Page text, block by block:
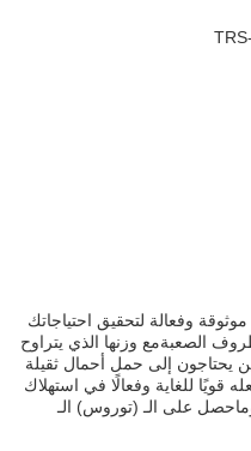
وفعالة لتحقيق احتياجاتك
الصعبةمع وزنها الذي يتراوح
يحتاجون إلى حمل أحمال ثقيلة
قويًا للغاية وفعالًا في استهلاك
على الـ (توروس) الـ